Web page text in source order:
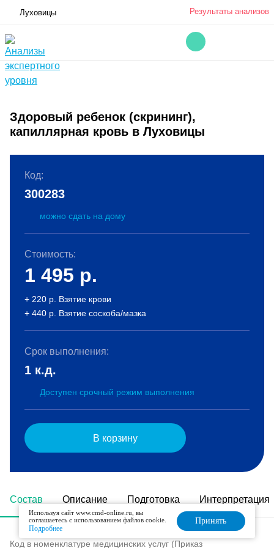
Луховицы Результаты анализов
Здоровый ребенок (скрининг),
капиллярная кровь в Луховицы
Состав Описание Подготовка Интерпретация
Код в номенклатуре медицинских услуг (Приказ
Код:
300283
можно сдать на дому
Стоимость:
1 495 р.
+ 220 р. Взятие крови
+ 440 р. Взятие соскоба/мазка
Срок выполнения:
1 к.д.
Доступен срочный режим выполнения
В корзину
Используя сайт www.cmd-online.ru, вы
соглашаетесь с использованием файлов cookie.
Подробнее
Принять